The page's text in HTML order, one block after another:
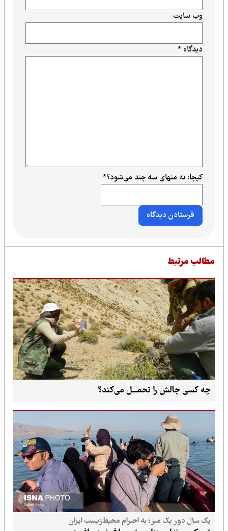
دیدگاه*
وب‌ سایت
کپچا: نه منهای سه چند می‌شود؟*
مرتبط
چه کسی چالش را تحمـــل می‌کند؟
یک سال دور یک میز؛ به احترام محیط‌زیست ایران